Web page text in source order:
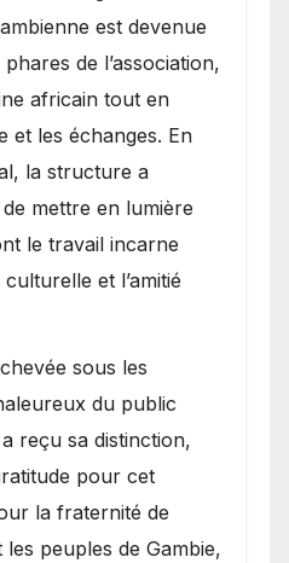
est devenue
de l’association,
africain tout en
et les échanges. En
la structure a
mettre en lumière
le travail incarne
et l’amitié
sous les
du public
reçu sa distinction,
pour cet
la fraternité de
peuples de Gambie,